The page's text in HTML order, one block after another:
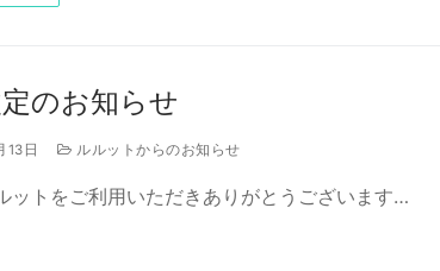
のお知らせ
13日 ルルットからのお知らせ
ットをご利用いただきありがとうございます…